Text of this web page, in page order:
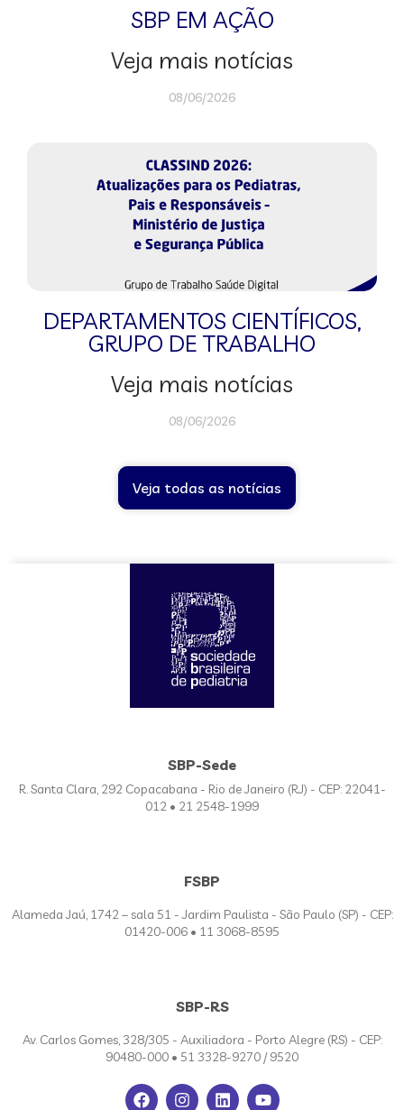
SBP EM AÇÃO
Veja mais notícias
08/06/2026
DEPARTAMENTOS CIENTÍFICOS,
GRUPO DE TRABALHO
Veja mais notícias
08/06/2026
Veja todas as notícias
SBP-Sede
R. Santa Clara, 292 Copacabana - Rio de Janeiro (RJ) - CEP: 22041-
012 • 21 2548-1999
FSBP
Alameda Jaú, 1742 – sala 51 - Jardim Paulista - São Paulo (SP) - CEP:
01420-006 • 11 3068-8595
SBP-RS
Av. Carlos Gomes, 328/305 - Auxiliadora - Porto Alegre (RS) - CEP:
90480-000 • 51 3328-9270 / 9520